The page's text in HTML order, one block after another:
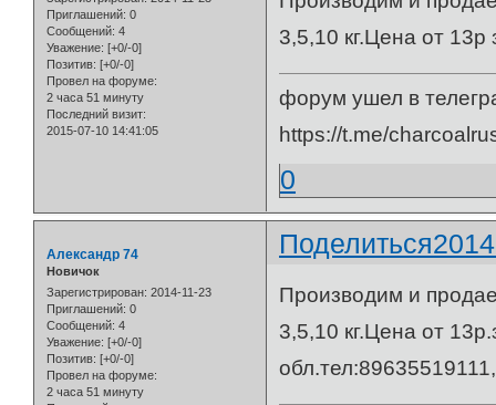
Приглашений: 0
Сообщений: 4
Уважение: [+0/-0]
Позитив: [+0/-0]
Провел на форуме:
2 часа 51 минуту
Последний визит:
2015-07-10 14:41:05
3,5,10 кг.Цена от 13р
форум ушел в
https://t.me/
0
Поделиться
Александр 74
Новичок
Зарегистрирован: 2014-11-23
Приглашений: 0
Сообщений: 4
Уважение: [+0/-0]
Позитив: [+0/-0]
Провел на форуме:
2 часа 51 минуту
Производим и
3,5,10 кг.Цена от